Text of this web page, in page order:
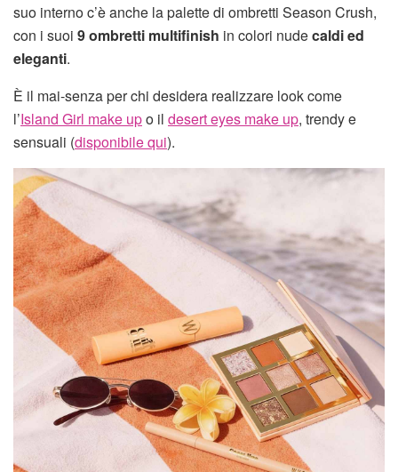
suo interno c’è anche la palette di ombretti Season Crush,
con i suoi 9 ombretti multifinish in colori nudecaldi ed
eleganti.
È il mai-senza per chi desidera realizzare look come
l’Island Girl make upo il desert eyes make up, trendy e
sensuali (disponibile qui).